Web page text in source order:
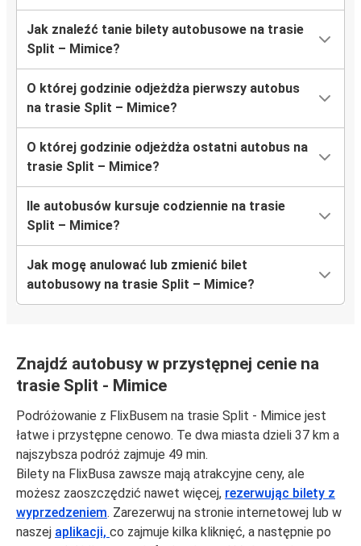
Jak znaleźć tanie bilety autobusowe na trasie
Split – Mimice?
O której godzinie odjeżdża pierwszy autobus
na trasie Split – Mimice?
O której godzinie odjeżdża ostatni autobus na
trasie Split – Mimice?
Ile autobusów kursuje codziennie na trasie
Split – Mimice?
Jak mogę anulować lub zmienić bilet
autobusowy na trasie Split – Mimice?
Znajdź autobusy w przystępnej cenie na
trasie Split - Mimice
Podróżowanie z FlixBusem na trasie Split - Mimice jest
łatwe i przystępne cenowo. Te dwa miasta dzieli 37 km a
najszybsza podróż zajmuje 49 min.
Bilety na FlixBusa zawsze mają atrakcyjne ceny, ale
możesz zaoszczędzić nawet więcej, rezerwując bilety z
wyprzedzeniem. Zarezerwuj na stronie internetowej lub w
naszej aplikacji, co zajmuje kilka kliknięć, a następnie po